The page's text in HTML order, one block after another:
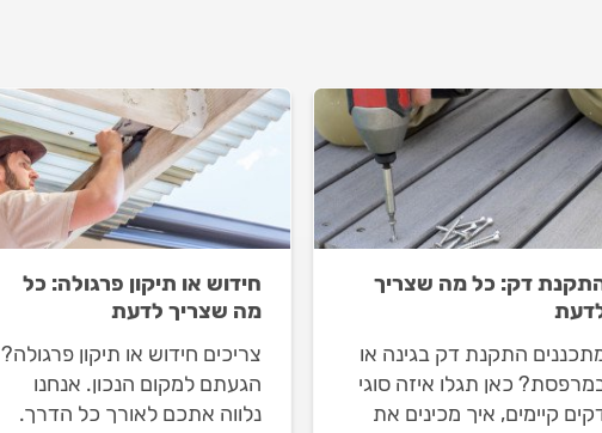
דק: כל מה שצריך
התקנת דק בגינה או
כאן תגלו איזה סוגי
קיימים, איך מכינים את
חידוש או תיקון פרגולה: כל
מה שצריך לדעת
צריכים חידוש או תיקון פרגולה?
הגעתם למקום הנכון. אנחנו
נלווה אתכם לאורך כל הדרך.